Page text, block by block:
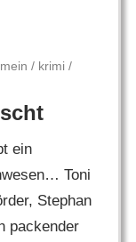
/ krimi /
ein
Toni
Stephan
packender